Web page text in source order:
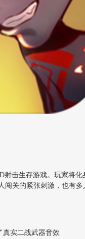
射击生存游戏。玩家将
关的紧张刺激，也有
真实二战武器音效